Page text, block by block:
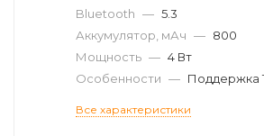
Bluetooth — 5.3
Аккумулятор, мАч — 800
Мощность — 4 Вт
Особенности — Поддержка
Все характеристики